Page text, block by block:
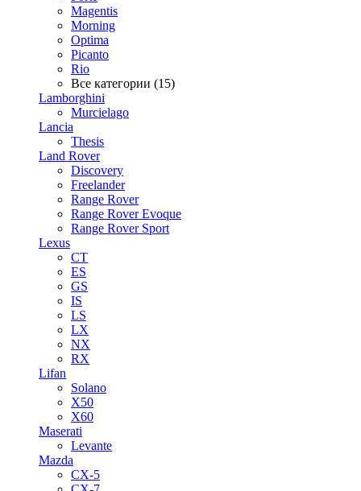
Magentis
Morning
Optima
Picanto
Rio
Все категории (15)
Lamborghini
Murcielago
Lancia
Thesis
Land Rover
Discovery
Freelander
Range Rover
Range Rover Evoque
Range Rover Sport
Lexus
CT
ES
GS
IS
LS
LX
NX
RX
Lifan
Solano
X50
X60
Maserati
Levante
Mazda
CX-5